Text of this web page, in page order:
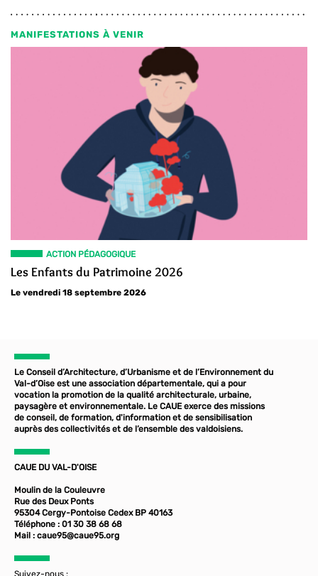
MANIFESTATIONS À VENIR
ACTION PÉDAGOGIQUE
Les Enfants du Patrimoine 2026
Le vendredi 18 septembre 2026
Le Conseil d’Architecture, d’Urbanisme et de l’Environnement du
Val-d’Oise est une association départementale, qui a pour
vocation la promotion de la qualité architecturale, urbaine,
paysagère et environnementale. Le CAUE exerce des missions
de conseil, de formation, d'information et de sensibilisation
auprès des collectivités et de l’ensemble des valdoisiens.
CAUE DU VAL-D'OISE
Moulin de la Couleuvre
Rue des Deux Ponts
95304 Cergy-Pontoise Cedex BP 40163
Téléphone : 01 30 38 68 68
Mail : caue95@caue95.org
Suivez-nous :